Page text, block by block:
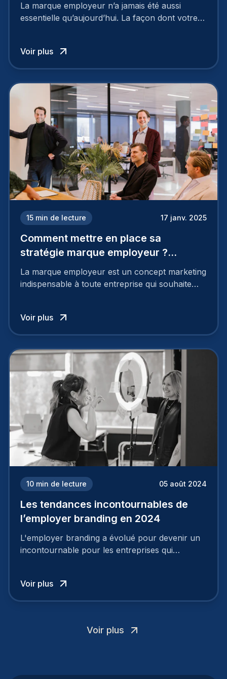
La marque employeur n’a jamais été aussi
essentielle qu’aujourd’hui. La façon dont votre
à perdre les meilleurs profils.
Voir plus
15 min de lecture 17 janv. 2025
Comment mettre en place sa
stratégie marque employeur ?
Découvrez les 7 étapes
La marque employeur est un concept marketing
indispensable à toute entreprise qui souhaite
employeur solide et positive sont évidentes, ce
travail, pour qu’il soit réussi, ne peut se faire en
mettre en œuvre un certain nombre d’actions.
Voir plus
10 min de lecture 05 août 2024
Les tendances incontournables de
l’employer branding en 2024
L'employer branding a évolué pour devenir un
incontournable pour les entreprises qui
Voir plus
Voir plus